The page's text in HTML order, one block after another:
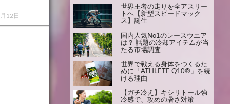
12日
世界王者の走りを全アスリー
トへ【新型スピードマック
ス】誕生
国内人気No1のレースウエア
は？ 話題の冷却アイテムが当
たる市場調査
世界で戦える身体をつくるた
めに「ATHLETE Q10®」を続
ける理由
【ガチ冷え】キシリトール強
冷感で、攻めの暑さ対策